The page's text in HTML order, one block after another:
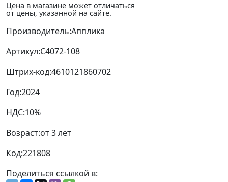
Цена в магазине может отличаться
от цены, указанной на сайте.
Производитель:Апплика
Артикул:С4072-108
Штрих-код:4610121860702
Год:2024
НДС:10%
Возраст:от 3 лет
Код:221808
Поделиться ссылкой в: